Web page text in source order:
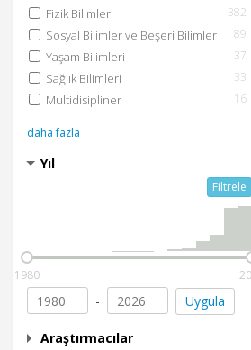
Fizik Bilimleri 382
Sosyal Bilimler ve Beşeri Bilimler 89
Yaşam Bilimleri 37
Sağlık Bilimleri 33
Multidisipliner 16
daha fazla
Yıl
Filtrele
1980
- Uygula
Araştırmacılar